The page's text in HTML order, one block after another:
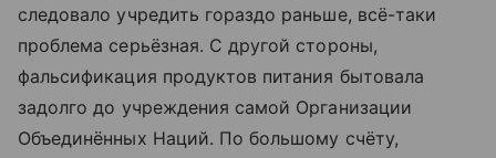
следовало учредить гораздо раньше, всё-таки
проблема серьёзная. С другой стороны,
фальсификация продуктов питания бытовала
задолго до учреждения самой Организации
Объединённых Наций. По большому счёту,